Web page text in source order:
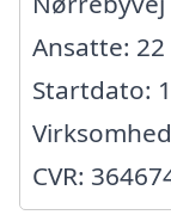
Ansatte: 22
Startdato:
CVR: